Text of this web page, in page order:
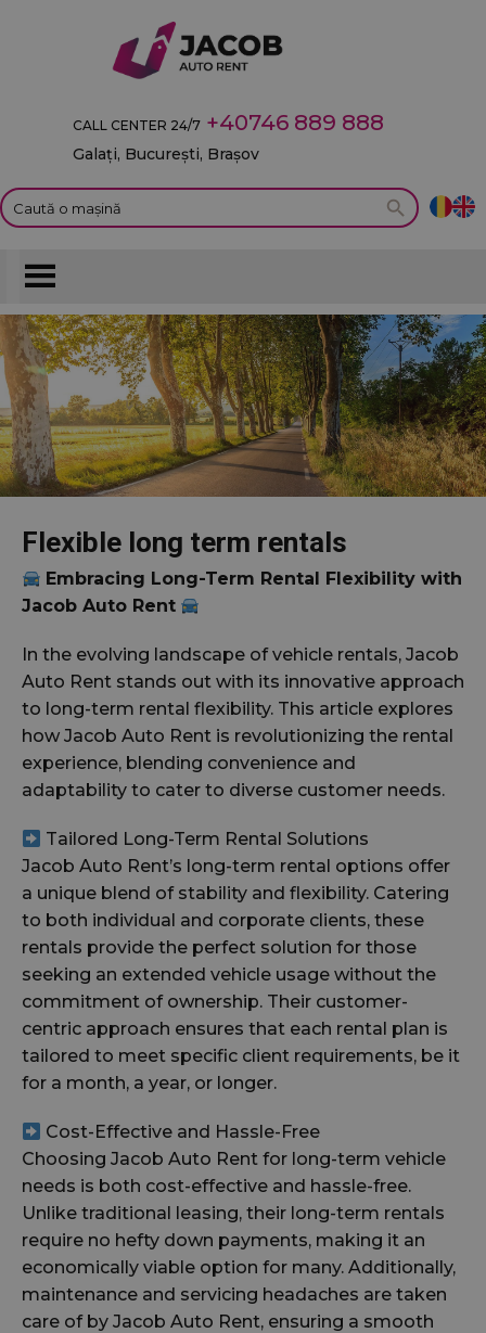
CALL CENTER 24/7 +40746 889 888
Galați, București, Brașov
Flexible long term rentals
Embracing Long-Term Rental Flexibility with
Jacob Auto Rent
In the evolving landscape of vehicle rentals, Jacob
Auto Rent stands out with its innovative approach
to long-term rental flexibility. This article explores
how Jacob Auto Rent is revolutionizing the rental
experience, blending convenience and
adaptability to cater to diverse customer needs.
Tailored Long-Term Rental Solutions
Jacob Auto Rent’s long-term rental options offer
a unique blend of stability and flexibility. Catering
to both individual and corporate clients, these
rentals provide the perfect solution for those
seeking an extended vehicle usage without the
commitment of ownership. Their customer-
centric approach ensures that each rental plan is
tailored to meet specific client requirements, be it
for a month, a year, or longer.
Cost-Effective and Hassle-Free
Choosing Jacob Auto Rent for long-term vehicle
needs is both cost-effective and hassle-free.
Unlike traditional leasing, their long-term rentals
require no hefty down payments, making it an
economically viable option for many. Additionally,
maintenance and servicing headaches are taken
care of by Jacob Auto Rent, ensuring a smooth